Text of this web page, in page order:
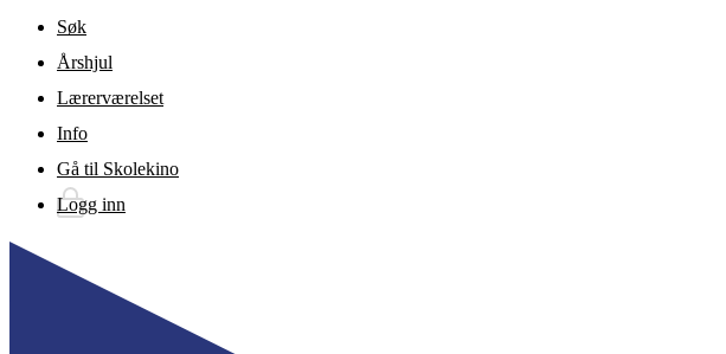
Gå til hovedinnhold
Søk
Årshjul
Lærerværelset
Info
Gå til Skolekino
Logg inn